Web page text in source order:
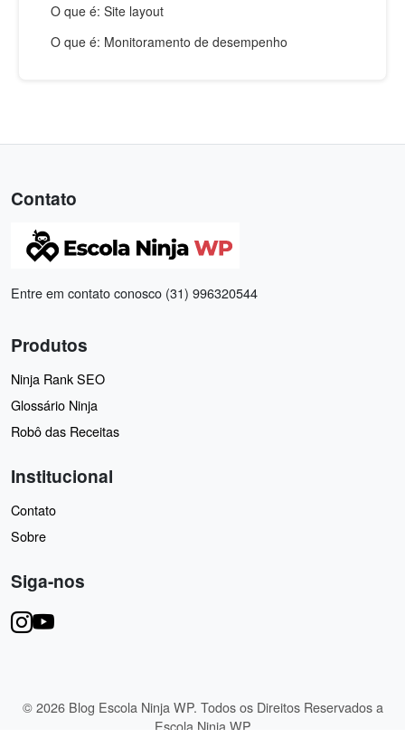
O que é: Site layout
O que é: Monitoramento de desempenho
Contato
Entre em contato conosco (31) 996320544
Produtos
Ninja Rank SEO
Glossário Ninja
Robô das Receitas
Institucional
Contato
Sobre
Siga-nos
© 2026 Blog Escola Ninja WP. Todos os Direitos Reservados a
Escola Ninja WP